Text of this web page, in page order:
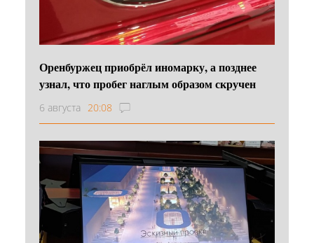
Оренбуржец приобрёл иномарку, а позднее
узнал, что пробег наглым образом скручен
6 августа 20:08